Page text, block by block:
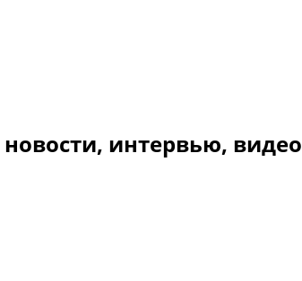
интервью, видео